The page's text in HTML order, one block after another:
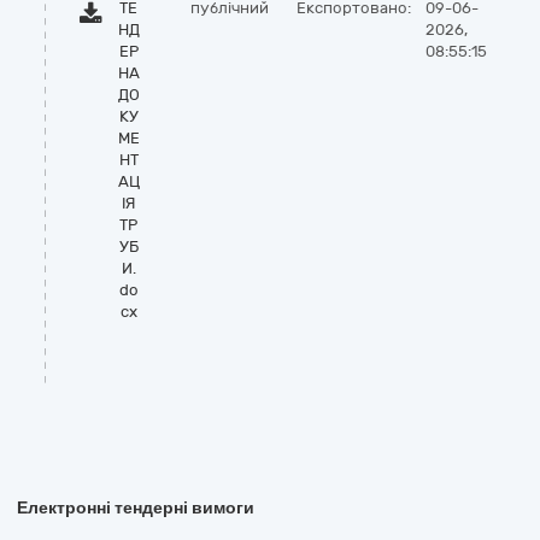
ТЕ
НД
ЕР
НА
ДО
КУ
МЕ
НТ
АЦ
ІЯ
ТР
УБ
И.
do
cx
публічний Експортовано:
09-06-
2026,
08:55:15
Електронні тендерні вимоги